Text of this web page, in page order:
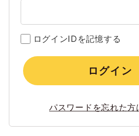
ログインIDを記憶する
ログイン
パスワードを忘れた方